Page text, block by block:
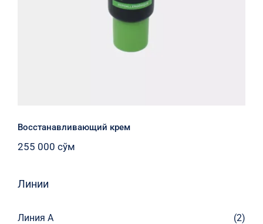
Восстанавливающий крем
255 000 сўм
Линии
Линия А (2)